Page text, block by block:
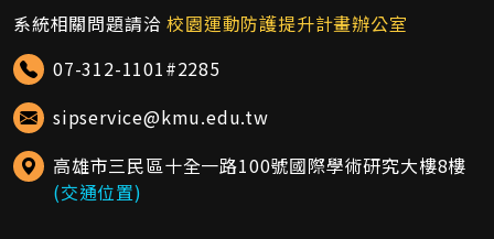
系統相關問題請洽校園運動防護提升計畫辦公室
07-312-1101#2285
sipservice@kmu.edu.tw
高雄市三民區十全一路100號國際學術研究大樓8樓
(交通位置)